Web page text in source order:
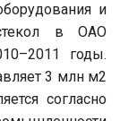
и
стекол в ОАО
годы.
3 млн м2
согласно